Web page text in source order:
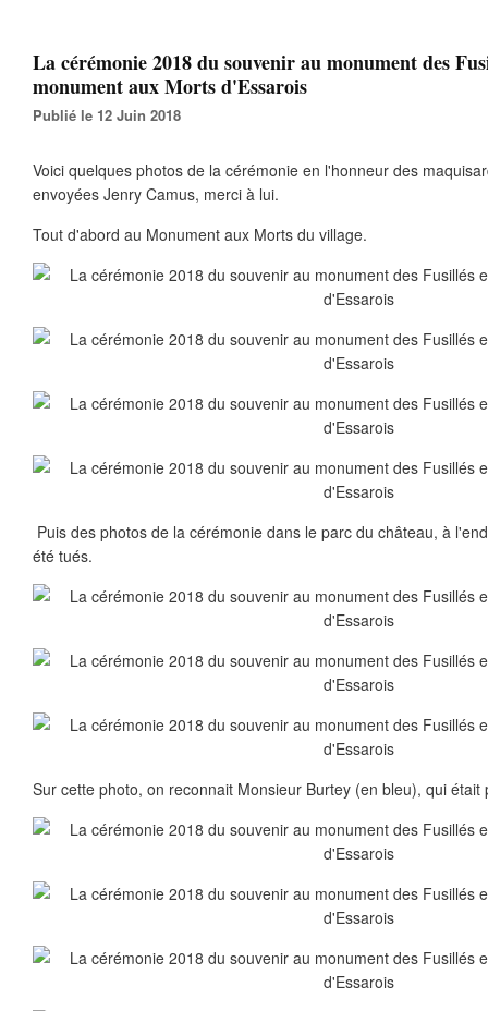
La cérémonie 2018 du souvenir au monument des
monument aux Morts d'Essarois
Publié le 12 Juin 2018
Voici quelques photos de la cérémonie en l'honneur des
envoyées Jenry Camus, merci à lui.
Tout d'abord au Monument aux Morts du village.
Puis des photos de la cérémonie dans le parc du château, à
été tués.
Sur cette photo, on reconnait Monsieur Burtey (en bleu), qui était